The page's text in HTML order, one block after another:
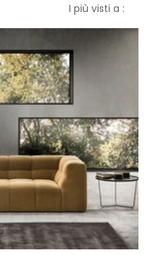
I più visti a :